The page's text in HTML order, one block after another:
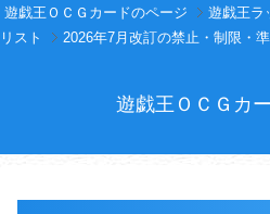
遊戯王ＯＣＧカードのページ
遊戯王ラ
リスト
2026年7月改訂の禁止・制限・
遊戯王ＯＣＧカ